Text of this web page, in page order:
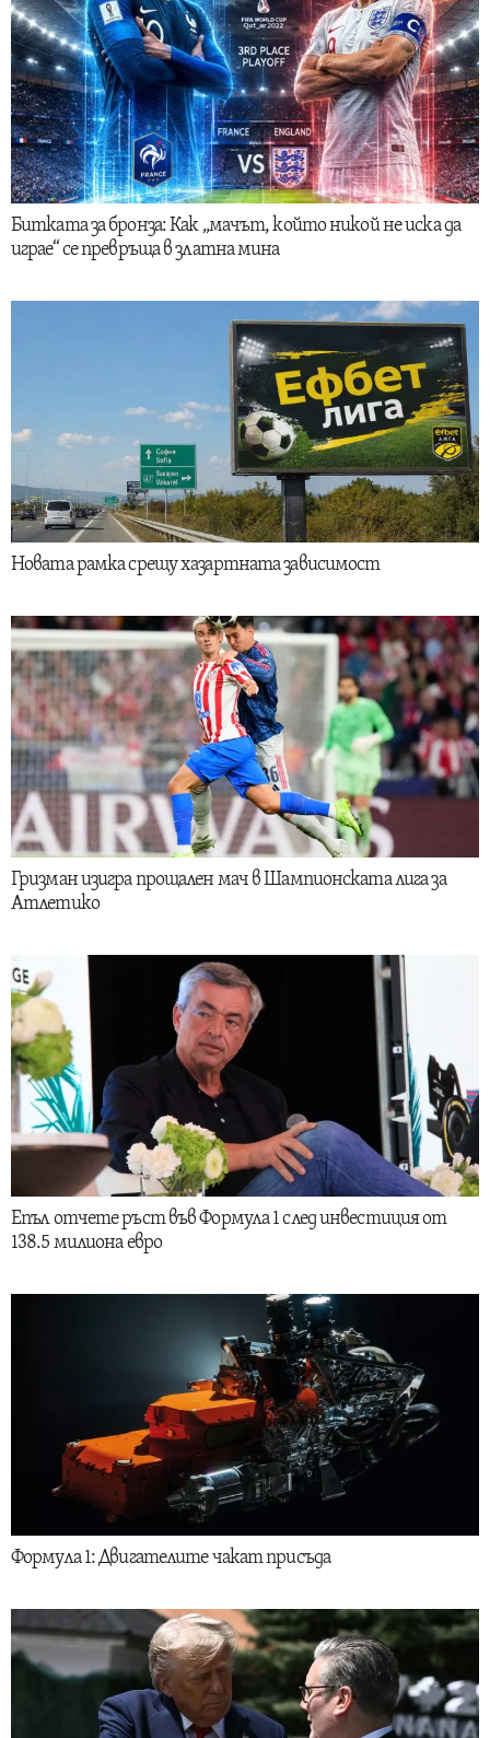
Битката за бронза: Как „мачът, който никой не иска да
играе“ се превръща в златна мина
Новата рамка срещу хазартната зависимост
Гризман изигра прощален мач в Шампионската лига за
Атлетико
Епъл отчете ръст във Формула 1 след инвестиция от
138.5 милиона евро
Формула 1: Двигателите чакат присъда